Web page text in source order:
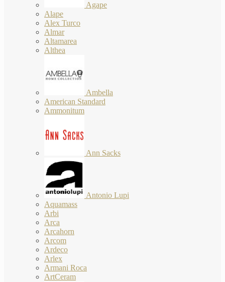
Agape
Alape
Alex Turco
Almar
Altamarea
Althea
Ambella
American Standard
Ammonitum
Ann Sacks
Antonio Lupi
Aquamass
Arbi
Arca
Arcahorn
Arcom
Ardeco
Arlex
Armani Roca
ArtCeram